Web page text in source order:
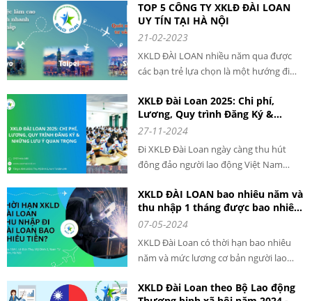
TOP 5 CÔNG TY XKLĐ ĐÀI LOAN
UY TÍN TẠI HÀ NỘI
21-02-2023
XKLD ĐÀI LOAN nhiều năm qua được
các bạn trẻ lựa chọn là một hướng đi
thu nhập. Mỗi năm có hàng ngàn lao
động VIỆT NAM qua ĐÀI LOAN làm việc
với mức thu nhập cao và ổn định.
XKLĐ Đài Loan 2025: Chi phí,
Lương, Quy trình Đăng Ký &
Những Lưu Ý Quan Trọng cho
LOAN
27-11-2024
Đi XKLĐ Đài Loan ngày càng thu hút
đông đảo người lao động Việt Nam
mức lương ổn định và quy trình rõ ràng,
XKLĐ Đài Loan năm 2025 là cơ hội tuyệt
vời để bạn nâng cao thu nhập và phát
triển bản thân.
XKLD ĐÀI LOAN bao nhiêu năm và
thu nhập 1 tháng được bao nhiêu
tiền?
07-05-2024
XKLD Đài Loan có thời hạn bao nhiêu
năm và mức lương cơ bản người lao
là câu hỏi được rất nhiều người đặt ra
XKLD Đài Loan theo Bộ Lao động